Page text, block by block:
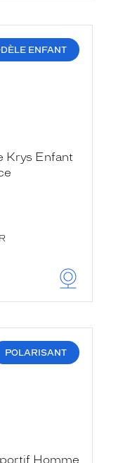
ENFANT
POLARISANT